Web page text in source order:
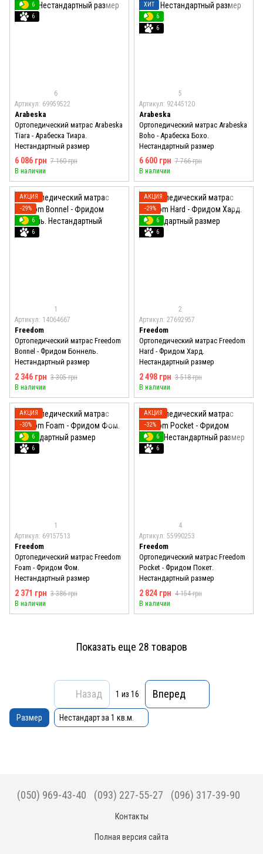
6
6
6
Артикул: 69959522
Arabeska
Ортопедический матрас Arabeska
Tiara - Арабеска Тиара.
Нестандартный размер
6 086 грн 7 160 грн
В наличии
ХИТ
6
6
5
Артикул: 92445120
Arabeska
Ортопедический матрас Arabeska
Boho - Арабеска Бохо.
Нестандартный размер
6 600 грн 7 766 грн
В наличии
АКЦИЯ
−29%
6
6
1
Артикул: 14064667
Freedom
Ортопедический матрас Freedom
Bonnel - Фридом Боннель.
Нестандартный размер
2 346 грн 3 305 грн
В наличии
АКЦИЯ
−29%
6
6
2
Артикул: 27692957
Freedom
Ортопедический матрас Freedom
Hard - Фридом Хард.
Нестандартный размер
2 498 грн 3 518 грн
В наличии
АКЦИЯ
−30%
6
6
1
Артикул: 69157513
Freedom
Ортопедический матрас Freedom
Foam - Фридом Фом.
Нестандартный размер
2 371 грн 3 386 грн
В наличии
АКЦИЯ
−32%
6
6
4
Артикул: 55990253
Freedom
Ортопедический матрас Freedom
Pocket - Фридом Покет.
Нестандартный размер
2 824 грн 4 154 грн
В наличии
Показать еще 28 товаров
Назад 1 из 16 Вперед
Размер Нестандарт за 1 кв.м.
(050) 969-43-40 (093) 227-55-27 (096) 317-39-90
Контакты
Полная версия сайта